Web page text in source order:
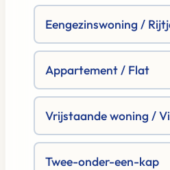
Eengezinswoning /
Appartement / Flat
Vrijstaande woning /
Twee-onder-een-kap